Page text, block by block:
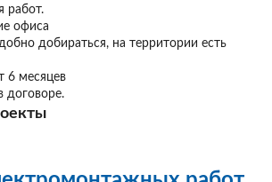
работ.
офиса
добираться, на территории есть
6 месяцев
договоре.